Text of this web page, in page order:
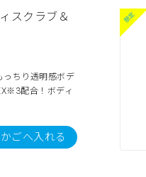
スクラブ＆
ちり透明感ボデ
配合！ボディ
ごへ入れる